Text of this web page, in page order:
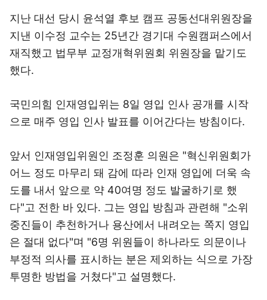
지난 대선 당시 윤석열 후보 캠프 공동선대위원장을
지낸 이수정 교수는 25년간 경기대 수원캠퍼스에서
재직했고 법무부 교정개혁위원회 위원장을 맡기도
했다.
국민의힘 인재영입위는 8일 영입 인사 공개를 시작
으로 매주 영입 인사 발표를 이어간다는 방침이다.
앞서 인재영입위원인 조정훈 의원은 "혁신위원회가
어느 정도 마무리 돼 감에 따라 인재 영입에 더욱 속
도를 내서 앞으로 약 40여명 정도 발굴하기로 했
다"고 전한 바 있다. 그는 영입 방침과 관련해 "소위
중진들이 추천하거나 용산에서 내려오는 쪽지 영입
은 절대 없다"며 "6명 위원들이 하나라도 의문이나
부정적 의사를 표시하는 분은 제외하는 식으로 가장
투명한 방법을 거쳤다"고 설명했다.